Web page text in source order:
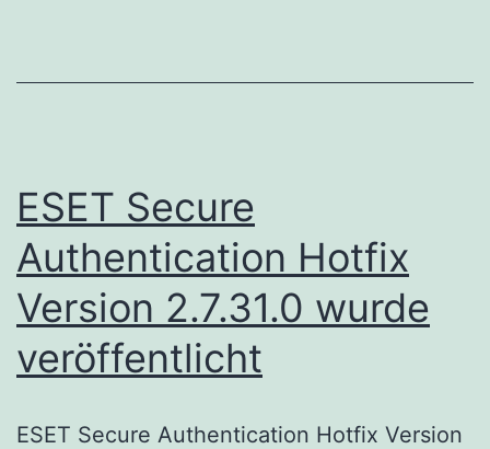
ESET Secure
Authentication Hotfix
Version 2.7.31.0 wurde
veröffentlicht
ESET Secure Authentication Hotfix Version